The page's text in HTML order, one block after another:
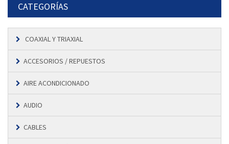
CATEGORÍAS
COAXIAL Y TRIAXIAL
ACCESORIOS / REPUESTOS
AIRE ACONDICIONADO
AUDIO
CABLES